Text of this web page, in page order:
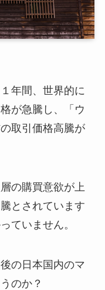
年間、世界的に
が急騰し、「ウ
取引価格高騰が
の購買意欲が上
とされています
ていません。
の日本国内のマ
のか？